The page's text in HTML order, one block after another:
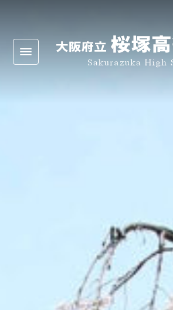
: Undefined array key 0 in